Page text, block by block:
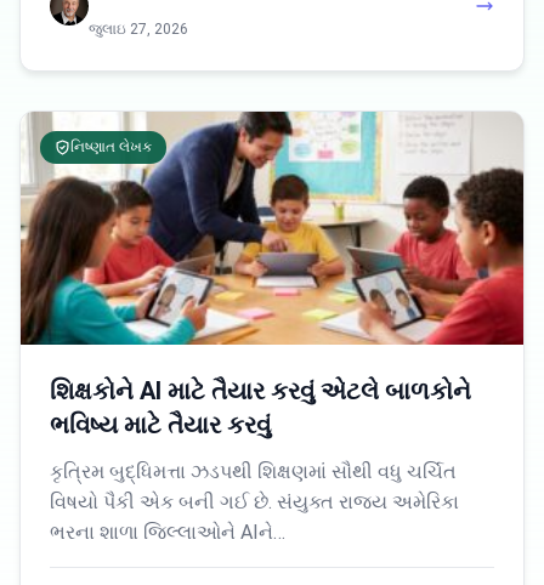
જુલાઇ 27, 2026
નિષ્ણાત લેખક
શિક્ષકોને AI માટે તૈયાર કરવું એટલે બાળકોને
ભવિષ્ય માટે તૈયાર કરવું
કૃત્રિમ બુદ્ધિમત્તા ઝડપથી શિક્ષણમાં સૌથી વધુ ચર્ચિત
વિષયો પૈકી એક બની ગઈ છે. સંયુક્ત રાજ્ય અમેરિકા
ભરના શાળા જિલ્લાઓને AIને…